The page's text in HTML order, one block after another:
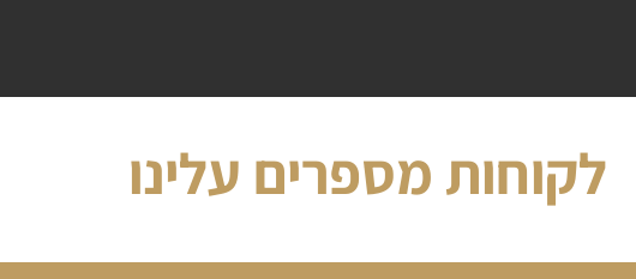
לקוחות מספרים עלינו